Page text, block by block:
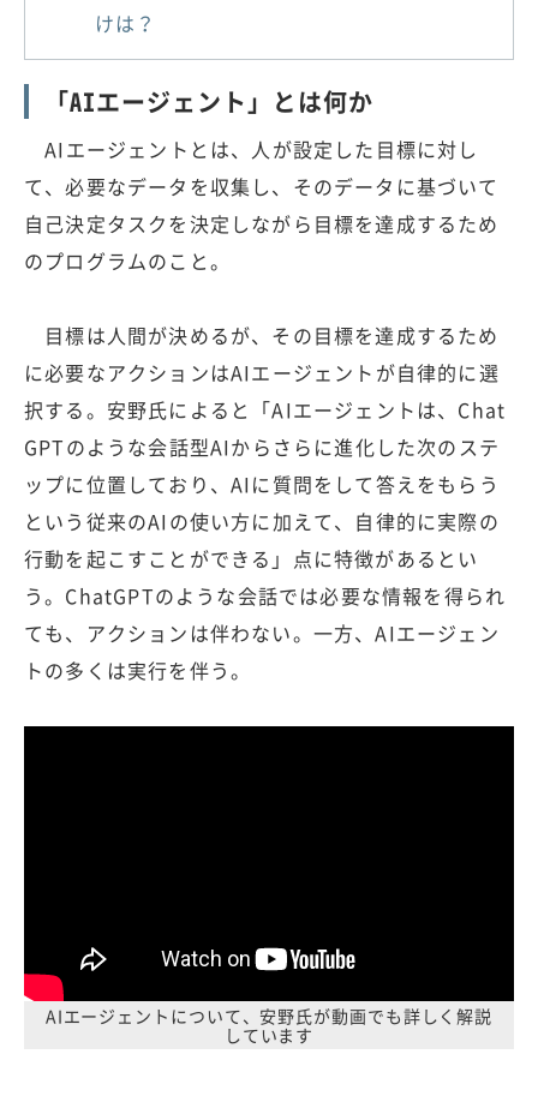
けは？
「AIエージェント」とは何か
AIエージェントとは、人が設定した目標に対し
て、必要なデータを収集し、そのデータに基づいて
自己決定タスクを決定しながら目標を達成するため
のプログラムのこと。
目標は人間が決めるが、その目標を達成するため
に必要なアクションはAIエージェントが自律的に選
択する。安野氏によると「AIエージェントは、Chat
GPTのような会話型AIからさらに進化した次のステ
ップに位置しており、AIに質問をして答えをもらう
という従来のAIの使い方に加えて、自律的に実際の
行動を起こすことができる」点に特徴があるとい
う。ChatGPTのような会話では必要な情報を得られ
ても、アクションは伴わない。一方、AIエージェン
トの多くは実行を伴う。
AIエージェントについて、安野氏が動画でも詳しく解説
しています